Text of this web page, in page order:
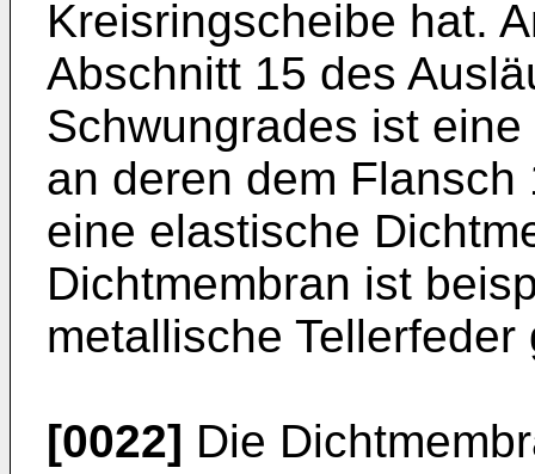
Kreisringscheibe hat.
Abschnitt 15 des
Schwungrades ist
an deren dem
eine elastische
Dichtmembran ist
metallische Tellerfeder
[0022] Die